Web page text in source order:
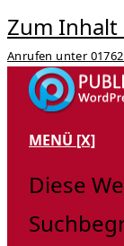
Zum
Anrufen unter
MENÜ [X]
Diese